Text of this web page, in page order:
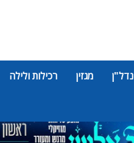
נדל"ן מגזין רכילות ולילה